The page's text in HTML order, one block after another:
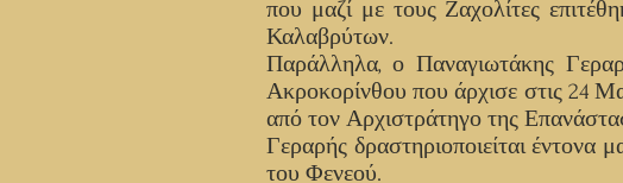
που μαζί με τους Ζαχολίτες
Καλαβρύτων.
Παράλληλα, ο Παναγιωτάκης
Ακροκορίνθου που άρχισε στις 24
από τον Αρχιστράτηγο της
Γεραρής δραστηριοποιείται
του Φενεού.